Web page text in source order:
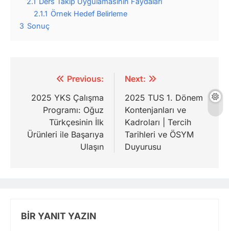
2.1.1 Örnek Hedef Belirleme
3 Sonuç
gezinmesi
Previous:
2025 YKS Çalışma
Programı: Oğuz
Türkçesinin İlk
Ürünleri ile Başarıya
Ulaşın
Next:
2025 TUS 1. Dönem
Kontenjanları ve
Kadroları | Tercih
Tarihleri ve ÖSYM
Duyurusu
BIR YANIT YAZIN